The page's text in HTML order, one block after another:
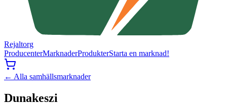
Rejaltorg
ProducenterMarknaderProdukterStarta en marknad!
← Alla samhällsmarknader
Dunakeszi